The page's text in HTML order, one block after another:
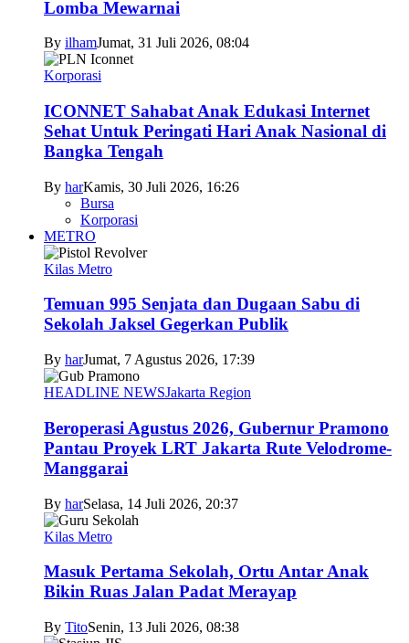
Lomba Mewarnai
By ilhamJumat, 31 Juli 2026, 08:04
Korporasi
ICONNET Sahabat Anak Edukasi Internet
Sehat Untuk Peringati Hari Anak Nasional di
Bangka Tengah
By harKamis, 30 Juli 2026, 16:26
Bursa
Korporasi
METRO
Kilas Metro
Temuan 995 Senjata dan Dugaan Sabu di
Sekolah Jaksel Gegerkan Publik
By harJumat, 7 Agustus 2026, 17:39
HEADLINE NEWSJakarta Region
Beroperasi Agustus 2026, Gubernur Pramono
Pantau Proyek LRT Jakarta Rute Velodrome-
Manggarai
By harSelasa, 14 Juli 2026, 20:37
Kilas Metro
Masuk Pertama Sekolah, Ortu Antar Anak
Bikin Ruas Jalan Padat Merayap
By TitoSenin, 13 Juli 2026, 08:38